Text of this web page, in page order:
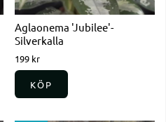
Aglaonema 'Jubilee'-
Silverkalla
199 kr
KÖP